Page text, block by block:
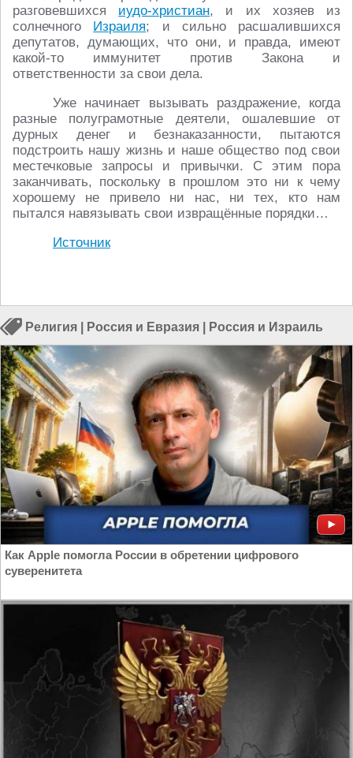
разговевшихся иудо-христиан, и их хозяев из
солнечного Израиля; и сильно расшалившихся
депутатов, думающих, что они, и правда, имеют
какой-то иммунитет против Закона и
ответственности за свои дела.
Уже начинает вызывать раздражение, когда
разные полуграмотные деятели, ошалевшие от
дурных денег и безнаказанности, пытаются
подстроить нашу жизнь и наше общество под свои
местечковые запросы и привычки. С этим пора
заканчивать, поскольку в прошлом это ни к чему
хорошему не привело ни нас, ни тех, кто нам
пытался навязывать свои извращённые порядки…
Источник
Религия Россия и Евразия Россия и Израиль
Как Apple помогла России в обретении цифрового
суверенитета